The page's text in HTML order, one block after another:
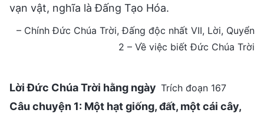
vạn vật, nghĩa là Đấng Tạo Hóa.
– Chính Đức Chúa Trời, Đấng độc nhất VII, Lời, Quyển
2 – Về việc biết Đức Chúa Trời
Lời Đức Chúa Trời hằng ngày Trích đoạn 167
Câu chuyện 1: Một hạt giống, đất, một cái cây,